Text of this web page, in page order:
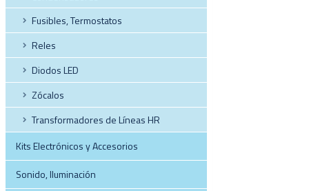
Fusibles, Termostatos
Reles
Diodos LED
Zócalos
Transformadores de Líneas HR
Kits Electrónicos y Accesorios
Sonido, Iluminación